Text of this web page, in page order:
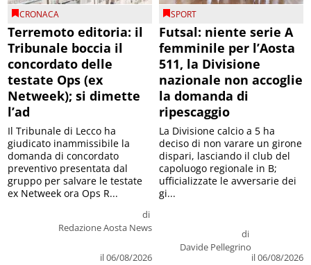
CRONACA
Terremoto editoria: il
Tribunale boccia il
concordato delle
testate Ops (ex
Netweek); si dimette
l’ad
di
Redazione Aosta News
il 06/08/2026
Il Tribunale di Lecco ha
giudicato inammissibile la
domanda di concordato
preventivo presentata dal
gruppo per salvare le testate
ex Netweek ora Ops R...
SPORT
Futsal: niente serie A
femminile per l’Aosta
511, la Divisione
nazionale non accoglie
la domanda di
ripescaggio
di
Davide Pellegrino
il 06/08/2026
La Divisione calcio a 5 ha
deciso di non varare un girone
dispari, lasciando il club del
capoluogo regionale in B;
ufficializzate le avversarie dei
gi...